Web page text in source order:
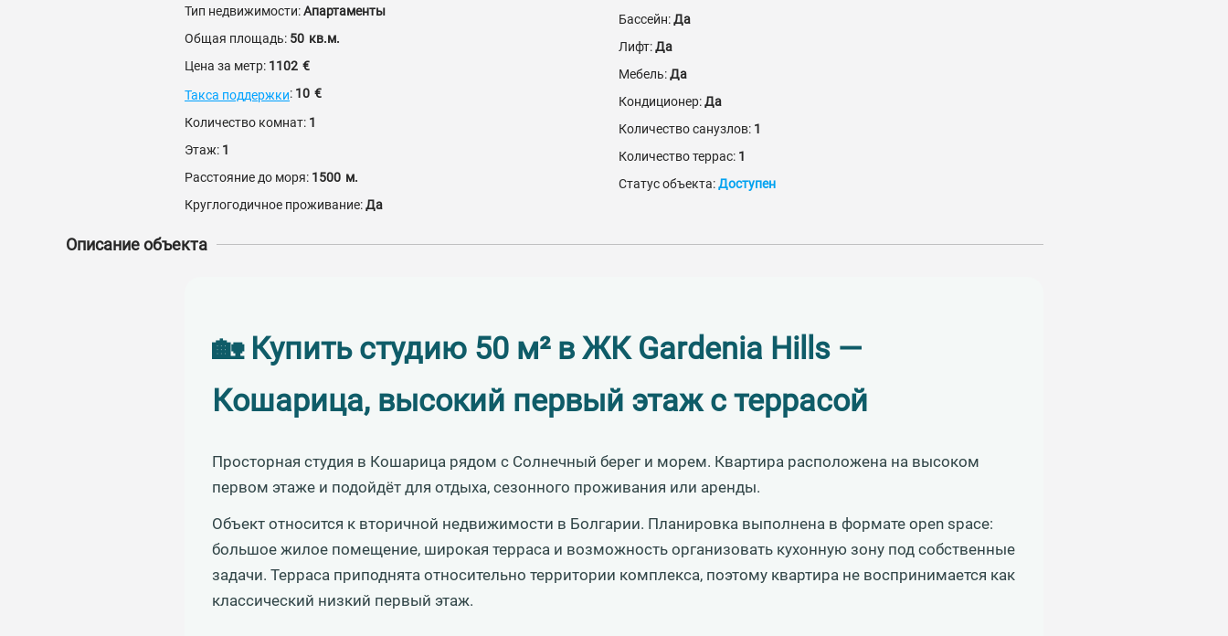
Тип недвижимости:Апартаменты
Общая площадь: 50 кв.м.
Цена за метр: 1102 €
Такса поддержки: 10 €
Количество комнат: 1
Этаж: 1
Расстояние до моря: 1500 м.
Круглогодичное проживание:Да
Бассейн:Да
Лифт:Да
Мебель:Да
Кондиционер:Да
Количество санузлов: 1
Количество террас: 1
Статус объекта:Доступен
Описание объекта
🏡 Купить студию 50 м² в ЖК Gardenia Hills —
Кошарица, высокий первый этаж с террасой
Просторная студия в Кошарица рядом с Солнечный берег и морем. Квартира расположена на высоком
первом этаже и подойдёт для отдыха, сезонного проживания или аренды.
Объект относится к вторичной недвижимости в Болгарии. Планировка выполнена в формате open space:
большое жилое помещение, широкая терраса и возможность организовать кухонную зону под собственные
задачи. Терраса приподнята относительно территории комплекса, поэтому квартира не воспринимается как
классический низкий первый этаж.